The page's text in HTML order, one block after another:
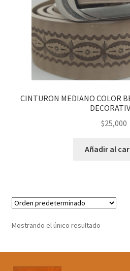
CINTURON MEDIANO COLOR
$25,000
Añadir al
Mostrando el único resultado